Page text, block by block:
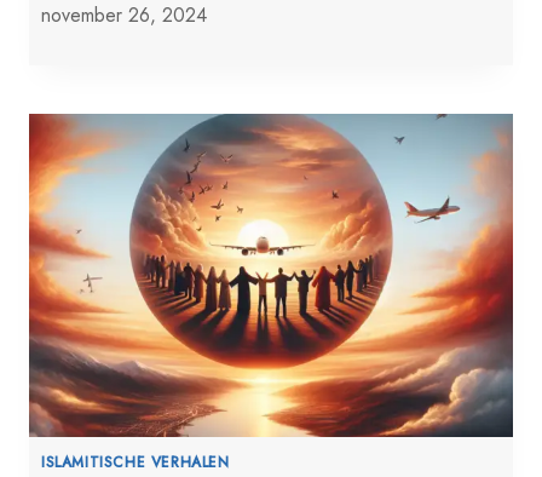
november 26, 2024
ISLAMITISCHE VERHALEN